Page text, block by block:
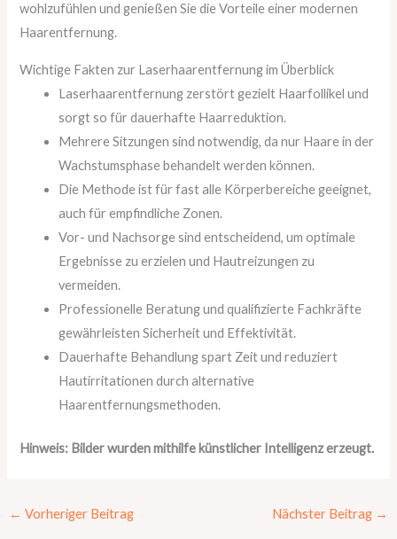
wohlzufühlen und genießen Sie die Vorteile einer modernen
Haarentfernung.
Wichtige Fakten zur Laserhaarentfernung im Überblick
Laserhaarentfernung zerstört gezielt Haarfollikel und
sorgt so für dauerhafte Haarreduktion.
Mehrere Sitzungen sind notwendig, da nur Haare in der
Wachstumsphase behandelt werden können.
Die Methode ist für fast alle Körperbereiche geeignet,
auch für empfindliche Zonen.
Vor- und Nachsorge sind entscheidend, um optimale
Ergebnisse zu erzielen und Hautreizungen zu
vermeiden.
Professionelle Beratung und qualifizierte Fachkräfte
gewährleisten Sicherheit und Effektivität.
Dauerhafte Behandlung spart Zeit und reduziert
Hautirritationen durch alternative
Haarentfernungsmethoden.
Hinweis: Bilder wurden mithilfe künstlicher Intelligenz erzeugt.
← Vorheriger Beitrag Nächster Beitrag →